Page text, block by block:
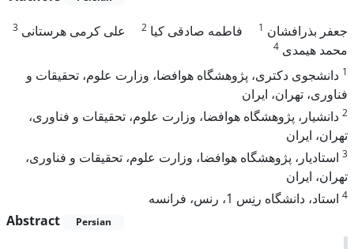
جعفر بذرافشان 1 فاطمه صادقی کیا 2 علی کرمی هرستانی 3
محمد هیمدی 4
1 دانشجوی دکتری، پژوهشگاه هوافضا، وزارت علوم، تحقیقات و
فناوری، تهران، ایران
2 دانشیار، پژوهشگاه هوافضا، وزارت علوم، تحقیقات و فناوری،
تهران، ایران
3 استادیار، پژوهشگاه هوافضا، وزارت علوم، تحقیقات و فناوری،
تهران، ایران
4 استاد، دانشگاه رنِس 1، رنس، فرانسه
Abstract
Persian